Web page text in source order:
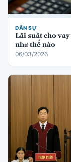
DÂN SỰ
Lãi suất cho
như thế nào
06/03/2026